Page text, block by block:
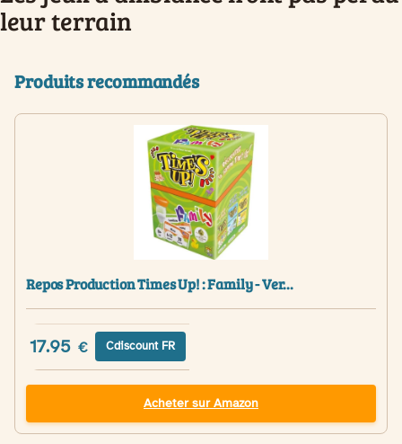
leur terrain
Produits recommandés
Repos Production Times Up! : Family - Ver...
17.95 € Cdiscount FR
Acheter sur Amazon